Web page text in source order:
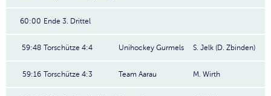
60:00 Ende 3. Drittel
59:48 Torschütze 4:4 Unihockey Gurmels S. Jelk (D. Zbinden)
59:16 Torschütze 4:3 Team Aarau M. Wirth